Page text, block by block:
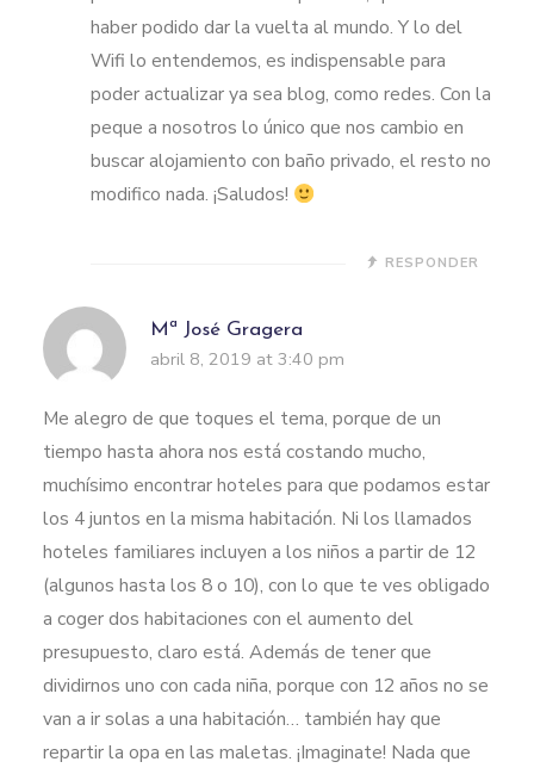
haber podido dar la vuelta al mundo. Y lo del
Wifi lo entendemos, es indispensable para
poder actualizar ya sea blog, como redes. Con la
peque a nosotros lo único que nos cambio en
buscar alojamiento con baño privado, el resto no
modifico nada. ¡Saludos!
RESPONDER
Mª José Gragera
abril 8, 2019 at 3:40 pm
Me alegro de que toques el tema, porque de un
tiempo hasta ahora nos está costando mucho,
muchísimo encontrar hoteles para que podamos estar
los 4 juntos en la misma habitación. Ni los llamados
hoteles familiares incluyen a los niños a partir de 12
(algunos hasta los 8 o 10), con lo que te ves obligado
a coger dos habitaciones con el aumento del
presupuesto, claro está. Además de tener que
dividirnos uno con cada niña, porque con 12 años no se
van a ir solas a una habitación… también hay que
repartir la opa en las maletas. ¡Imaginate! Nada que